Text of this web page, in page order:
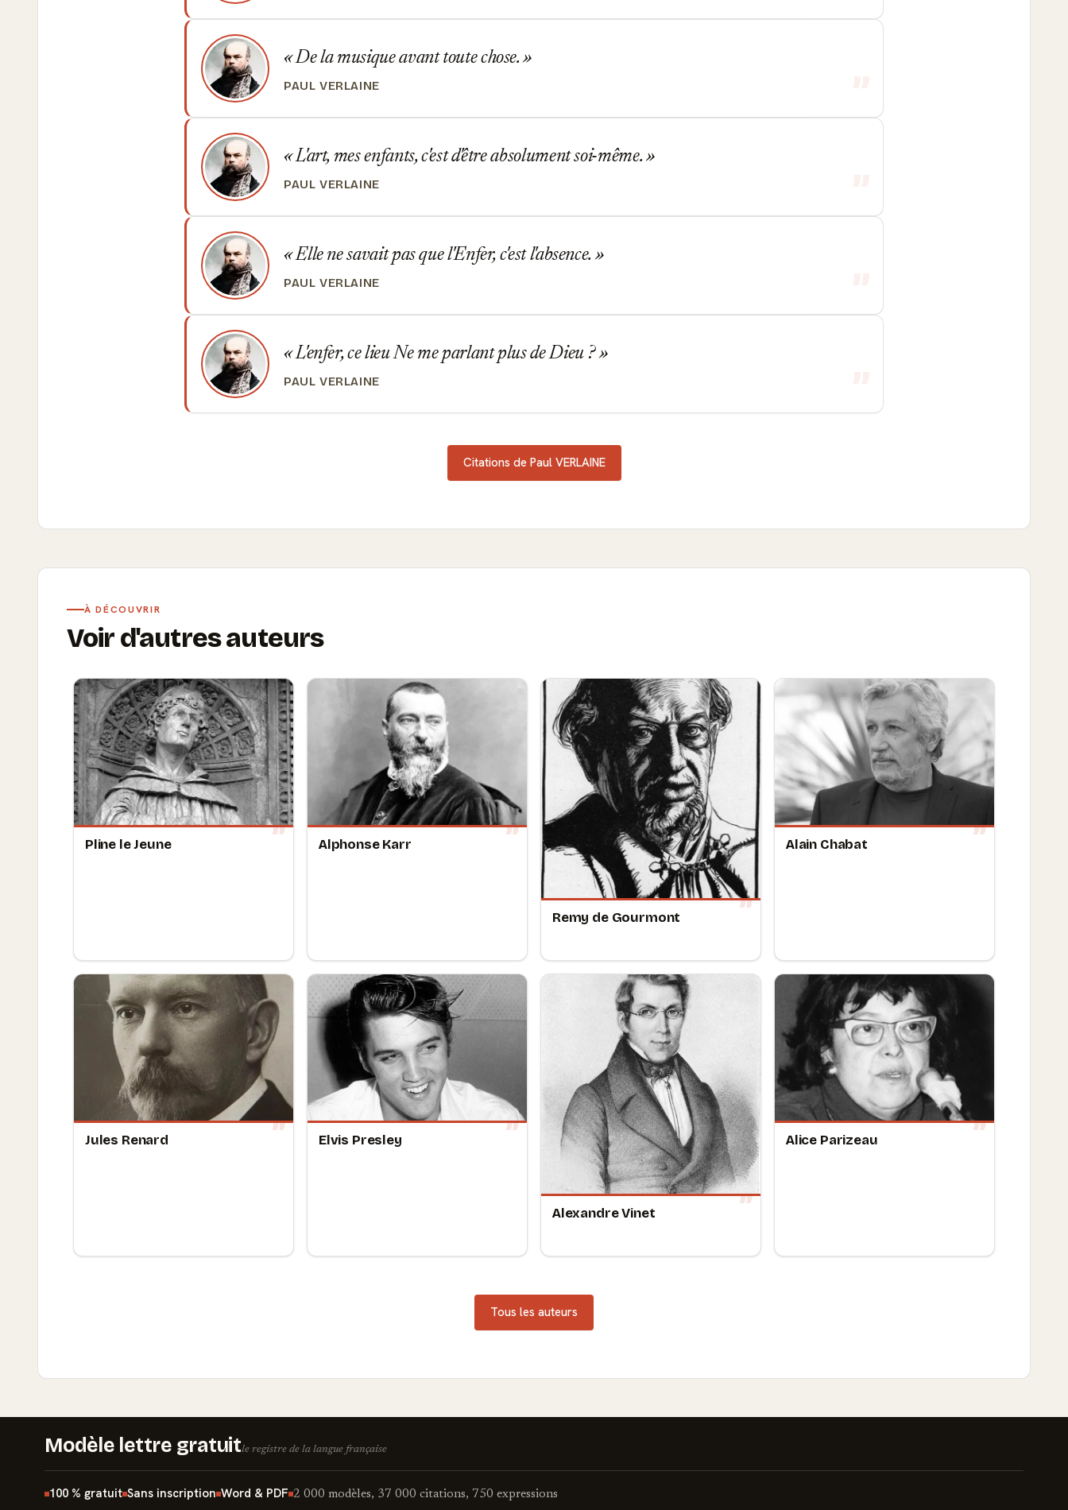
De la musique avant toute chose.
PAUL VERLAINE
L'art, mes enfants, c'est d'être absolument soi-même.
PAUL VERLAINE
Elle ne savait pas que l'Enfer, c'est l'absence.
PAUL VERLAINE
L'enfer, ce lieu Ne me parlant plus de Dieu ?
PAUL VERLAINE
Citations de Paul VERLAINE
À DÉCOUVRIR
Voir d'autres auteurs
Pline le Jeune Alphonse Karr
Remy de Gourmont
Alain Chabat
Jules Renard Elvis Presley
Alexandre Vinet
Alice Parizeau
Tous les auteurs
Modèle lettre gratuitle registre de la langue française
100 % gratuit Sans inscription Word & PDF 2 000 modèles, 37 000 citations, 750 expressions